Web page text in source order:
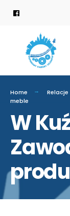
Home Relacje
meble
W